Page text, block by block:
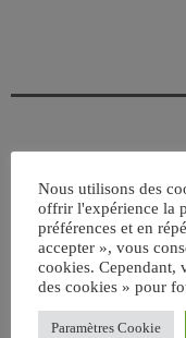
RATE IT
Nous utilisons des
offrir l'expérience la
préférences et en
accepter », vous
cookies. Cependant,
des cookies » pour
Paramètres Cookie